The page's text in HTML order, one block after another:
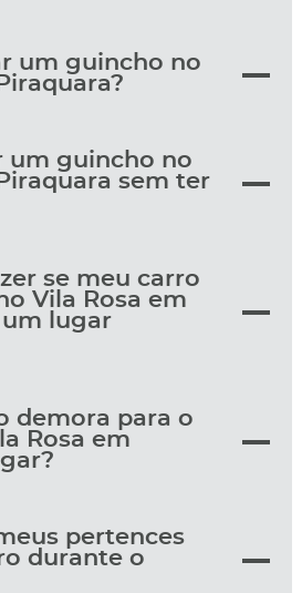
um guincho no
um guincho no
sem ter
se meu carro
Vila Rosa em
um lugar
demora para o
Rosa em
pertences
durante o